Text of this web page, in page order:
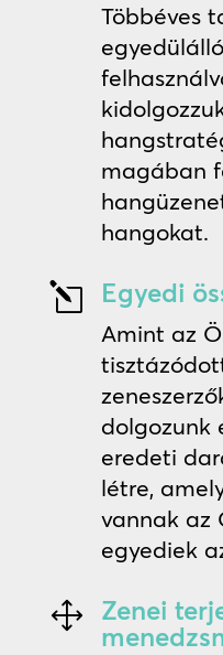
Többéves
magában
hangokat.
l Egyedi
Amint az
dolgozunk
eredeti
létre,
vannak az
egyediek
1
Zenei